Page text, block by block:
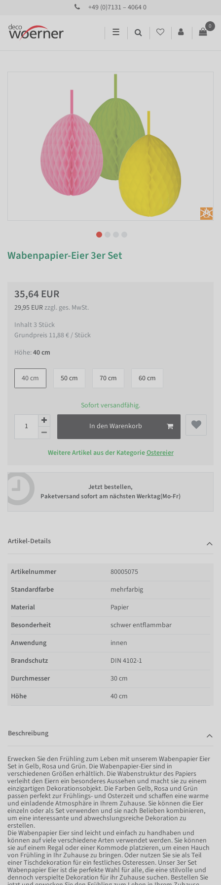
+49 (0)7131 – 4064 0
☰
0
Wabenpapier-Eier 3er Set
35,64 EUR
29,95 EURzzgl. ges. MwSt.
Inhalt3 Stück
Grundpreis 11,88 € / Stück
Höhe:40 cm
40 cm 50 cm 70 cm 60 cm
Sofort versandfähig.
In den Warenkorb
Weitere Artikel aus der KategorieOstereier
Jetzt bestellen,
Paketversand sofort am nächsten Werktag(Mo-Fr)
Artikel-Details
Artikelnummer
80005075
Standardfarbe
mehrfarbig
Material
Papier
Besonderheit
schwer entflammbar
Anwendung
innen
Brandschutz
DIN 4102-1
Durchmesser
30 cm
Höhe
40 cm
Beschreibung
Erwecken Sie den Frühling zum Leben mit unserem Wabenpapier Eier
Set in Gelb, Rosa und Grün. Die Wabenpapier-Eier sind in
verschiedenen Größen erhältlich. Die Wabenstruktur des Papiers
verleiht den Eiern ein besonderes Aussehen und macht sie zu einem
einzigartigen Dekorationsobjekt. Die Farben Gelb, Rosa und Grün
passen perfekt zur Frühlings- und Osterzeit und schaffen eine warme
und einladende Atmosphäre in Ihrem Zuhause. Sie können die Eier
einzeln oder als Set verwenden und sie nach Belieben kombinieren,
um eine interessante und abwechslungsreiche Dekoration zu
erstellen.
Die Wabenpapier Eier sind leicht und einfach zu handhaben und
können auf viele verschiedene Arten verwendet werden. Sie können
sie auf einem Regal oder einer Kommode platzieren, um einen Hauch
von Frühling in Ihr Zuhause zu bringen. Oder nutzen Sie sie als Teil
einer Tischdekoration für ein festliches Osteressen. Unser 3er Set
Wabenpapier Eier ist die perfekte Wahl für alle, die eine stilvolle und
dennoch verspielte Dekoration für ihr Zuhause suchen. Bestellen Sie